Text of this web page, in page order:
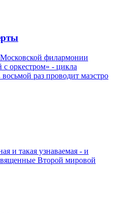
филармонии
оркестром» - цикла
раз проводит маэстро
и такая узнаваемая - и
Второй мировой